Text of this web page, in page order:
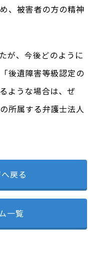
、被害者の方の精神
が、今後どのように
後遺障害等級認定の
ような場合は、ぜ
所属する弁護士法人
戻る
一覧